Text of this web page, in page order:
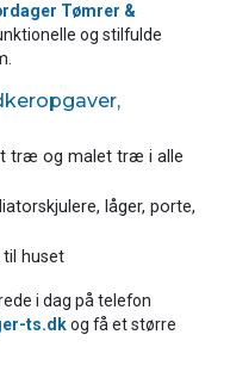
Tømrer &
og stilfulde
træ og malet træ i alle
låger, porte,
huset
i dag på telefon
ts.dkog få et større